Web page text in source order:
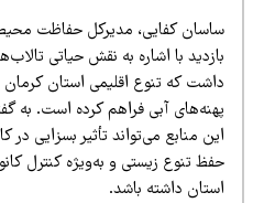
کفایی، مدیرکل حفاظت محیط
با اشاره به نقش حیاتی تالاب‌ها در
که تنوع اقلیمی استان کرمان
آبی فراهم کرده است. به گفته
منابع می‌تواند تأثیر بسزایی در
تنوع زیستی و به‌ویژه کنترل
داشته باشد.